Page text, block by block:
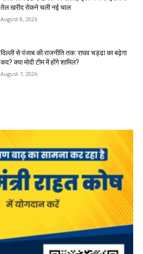
तेल खरीद रोकने चली नई चाल
August 8, 2026
दिल्ली से पंजाब की राजनीति तक: राघव चड्ढा का बढ़ेगा
कद? क्या मोदी टीम में होंगे शामिल?
August 7, 2026